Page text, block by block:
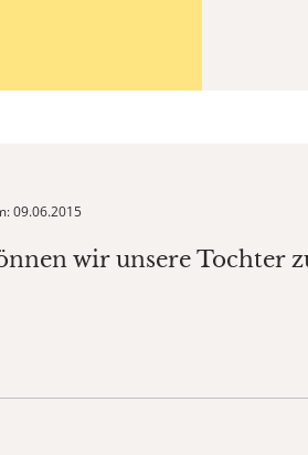
09.06.2015
wir unsere Tochter